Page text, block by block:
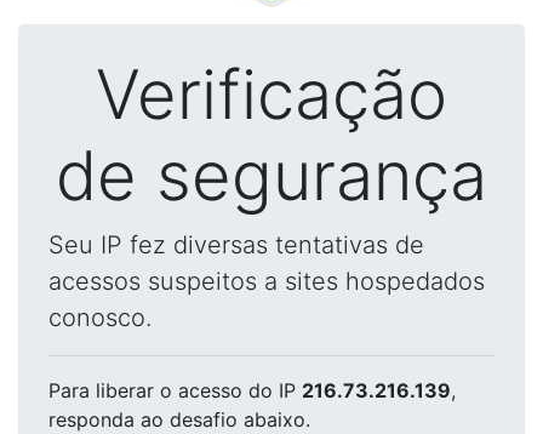
Verificação
de segurança
Seu IP fez diversas tentativas de
acessos suspeitos a sites hospedados
conosco.
Para liberar o acesso do IP 216.73.216.139,
responda ao desafio abaixo.